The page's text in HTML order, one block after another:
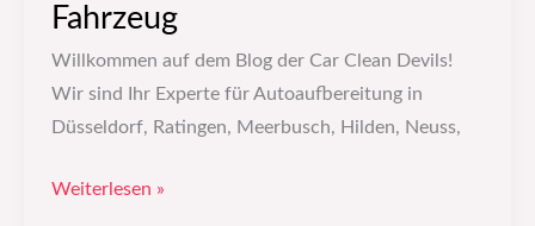
Fahrzeug
Willkommen auf dem Blog der Car Clean Devils!
Wir sind Ihr Experte für Autoaufbereitung in
Düsseldorf, Ratingen, Meerbusch, Hilden, Neuss,
Weiterlesen »